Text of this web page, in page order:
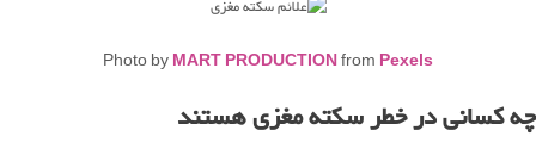
Photo byMART PRODUCTIONfrom Pexels
چه کسانی در خطر سکته مغزی هستند